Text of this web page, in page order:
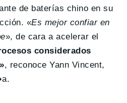
de baterías chino en su
«Es mejor confiar en
», de cara a acelerar el
considerados
», reconoce Yann Vincent,